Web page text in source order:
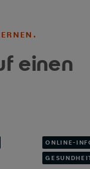
um
einen
ONLINE-